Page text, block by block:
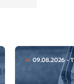
09.08.2026 -